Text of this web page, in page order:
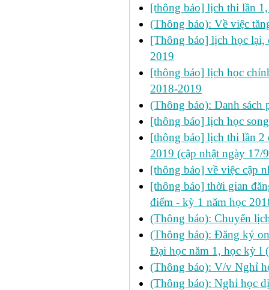
[thông báo] lịch thi lần
(Thông báo): Về việc
[Thông báo] lịch học lại,
2019
[thông báo] lịch học
2018-2019
(Thông báo): Danh sách
[thông báo] lịch học
[thông báo] lịch thi lần 2
2019 (cập nhật ngày 17/
[thông báo] về việc cập
[thông báo] thời gian
điểm - kỳ 1 năm học
(Thông báo): Chuyển
(Thông báo): Đăng ký
Đại học năm 1, học kỳ I
(Thông báo): V/v Nghỉ
(Thông báo): Nghỉ học